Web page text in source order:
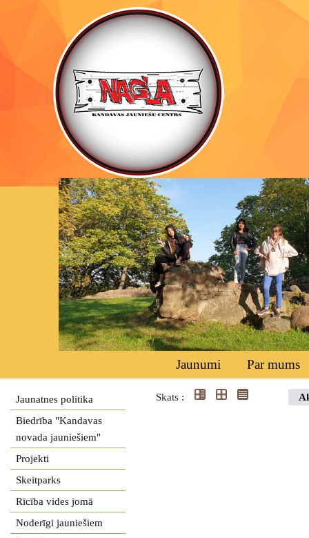
Jaunumi Par mums
Jaunatnes politika
Biedrība "Kandavas
novada jauniešiem"
Projekti
Skeitparks
Rīcība vides jomā
Noderīgi jauniešiem
Skats :